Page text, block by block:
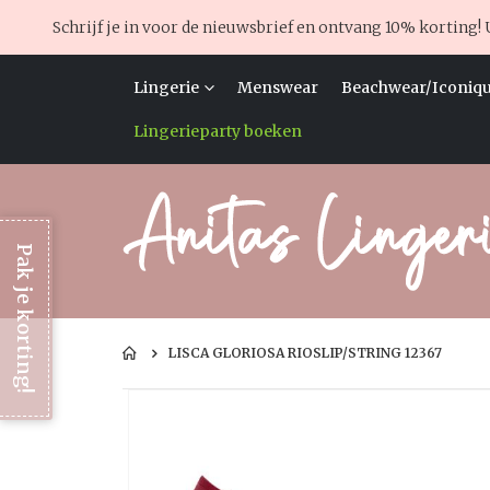
Schrijf je in voor de nieuwsbrief en ontvang 10% korting!
Lingerie Menswear Beachwear/
Lingerieparty boeken
LISCA GLORIOSA RIOSLIP/STRING 12367
Pak je korting!